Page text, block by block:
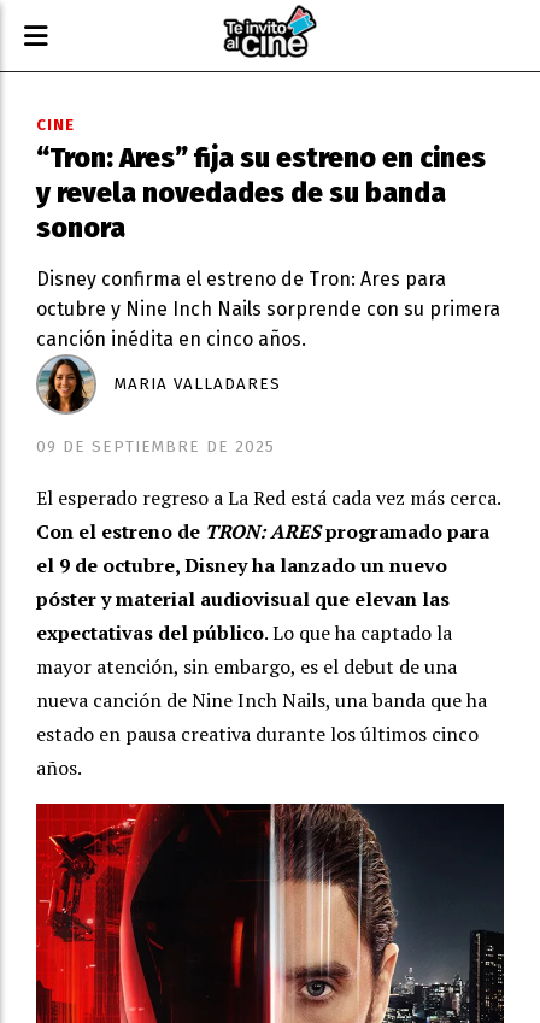
“Tron: Ares” fija su estreno en cines
y revela novedades de su banda
sonora
Disney confirma el estreno de Tron: Ares para
octubre y Nine Inch Nails sorprende con su primera
canción inédita en cinco años.
CINE
09 DE SEPTIEMBRE DE 2025
MARIA VALLADARES
El esperado regreso a La Red está cada vez más cerca.
Con el estreno de TRON: ARESprogramado para
el 9 de octubre, Disney ha lanzado un nuevo
póster y material audiovisual que elevan las
expectativas del público. Lo que ha captado la
mayor atención, sin embargo, es el debut de una
nueva canción de Nine Inch Nails, una banda que ha
estado en pausa creativa durante los últimos cinco
años.